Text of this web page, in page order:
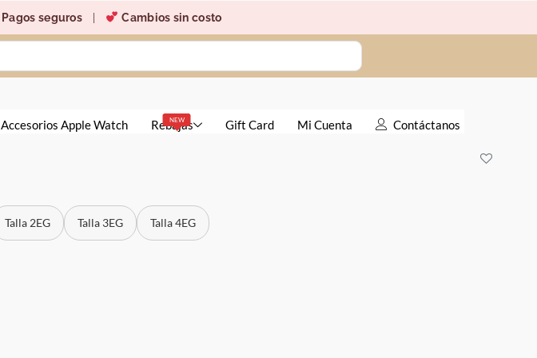
Pagos seguros Cambios sin costo
Accesorios Apple Watch NEW
Rebajas Gift Card Mi Cuenta Contáctanos
Talla 2EG Talla 3EG Talla 4EG